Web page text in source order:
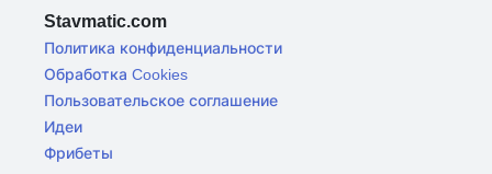
Stavmatic.com
Политика конфиденциальности
Обработка Cookies
Пользовательское соглашение
Идеи
Фрибеты